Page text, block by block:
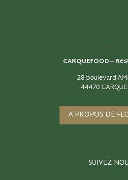
CARQUEFOOD –
28 boulevard
44470
A PROPOS DE
SUIVEZ-